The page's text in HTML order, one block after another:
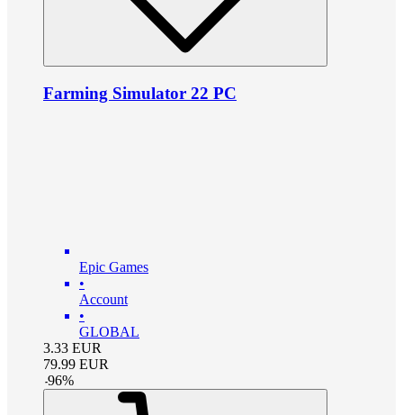
Farming Simulator 22 PC
Epic Games
•
Account
•
GLOBAL
3.33 EUR
79.99 EUR
-96%